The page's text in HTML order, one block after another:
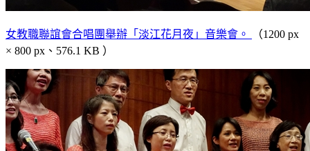
女教職聯誼會合唱團舉辦「淡江花月夜」音樂會。
（1200 px
× 800 px、576.1 KB ）